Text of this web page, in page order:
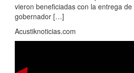
vieron beneficiadas con la entrega
gobernador […]
Acustiknoticias.com